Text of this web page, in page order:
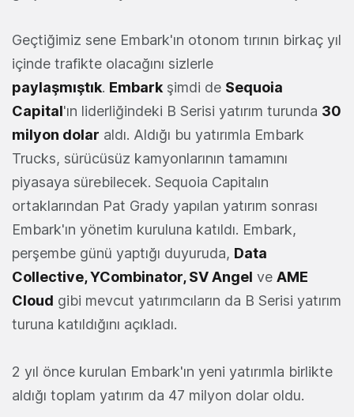
Geçtiğimiz sene Embark'ın otonom tırının birkaç yıl
içinde trafikte olacağını sizlerle
paylaşmıştık. Embark şimdi de Sequoia
Capital'ın liderliğindeki B Serisi yatırım turunda 30
milyon dolar aldı. Aldığı bu yatırımla Embark
Trucks, sürücüsüz kamyonlarının tamamını
piyasaya sürebilecek. Sequoia Capitalın
ortaklarından Pat Grady yapılan yatırım sonrası
Embark'ın yönetim kuruluna katıldı. Embark,
perşembe günü yaptığı duyuruda, Data
Collective, YCombinator, SV Angel ve AME
Cloud gibi mevcut yatırımcıların da B Serisi yatırım
turuna katıldığını açıkladı.
2 yıl önce kurulan Embark'ın yeni yatırımla birlikte
aldığı toplam yatırım da 47 milyon dolar oldu.